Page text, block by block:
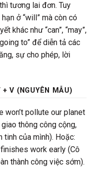
tương lai đơn. Tuy
ở “will” mà còn có
khác như “can”, “may”,
to” để diễn tả các
sự cho phép, lời
+ V (NGUYÊN MẪU)
pollute our planet
thông công cộng,
tinh của mình). Hoặc:
work early (Cô
thành công việc sớm).